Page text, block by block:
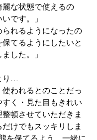
麗な状態で使えるの
です。」
られるようになったの
てるようにしたいと
した。」
り…
われるとのことだっ
く・見た目もきれい
頓させていただきま
けでもスッキリしま
を保てるよう、一緒に